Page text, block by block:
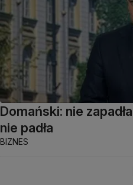
Domański: nie
nie padła
BIZNES